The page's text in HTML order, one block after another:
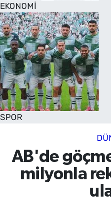
EKONOMİ
SPOR
AB'de
milyonla